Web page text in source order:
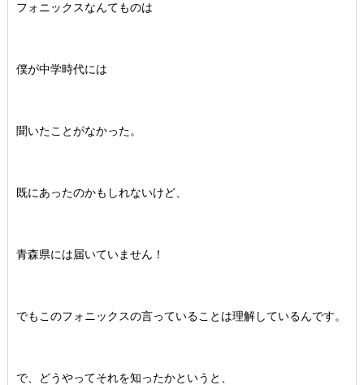
フォニックスなんてものは
僕が中学時代には
聞いたことがなかった。
既にあったのかもしれないけど、
青森県には届いていません！
でもこのフォニックスの言っていることは理解しているんです。
で、どうやってそれを知ったかというと、